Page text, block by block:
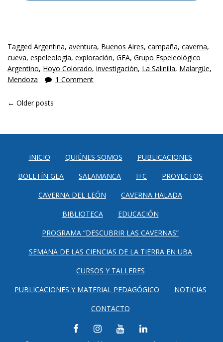
Tagged Argentina, aventura, Buenos Aires, campaña, caverna,
cueva, espeleología, exploración, GEA, Grupo Espeleológico
Argentino, Hoyo Colorado, investigación, La Salinilla, Malargüe,
Mendoza
1 Comment
POSTS NAVIGATION
← Older posts
INICIO QUIÉNES SOMOS
PUBLICACIONES
BOLETÍN GEA
SALAMANCA I+C
PROYECTOS
CAVERNA DEL LEÓN
CAVERNA HALADA
BIBLIOTECA
EDUCACIÓN
PROGRAMA “DESCUBRIR LAS CAVERNAS”
SEMANA DE LAS CIENCIAS DE LA TIERRA EN UBA
CURSOS Y TALLERES
PUBLICACIONES Y MATERIAL PEDAGÓGICO
NOTICIAS
CONTACTO
FACEBOOKINSTAGRAM
YOUTUBELINKEDIN